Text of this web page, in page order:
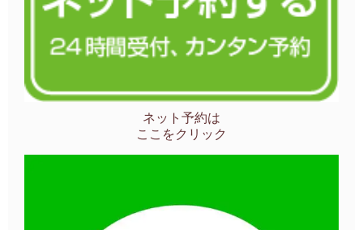
ネット予約は
ここをクリック